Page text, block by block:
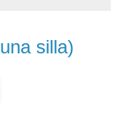
silla)